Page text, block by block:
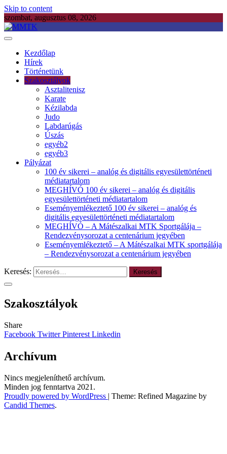
Skip to content
szombat, augusztus 08, 2026
Kezdőlap
Hírek
Történetünk
Szakosztályok
Asztalitenisz
Karate
Kézilabda
Judo
Labdarúgás
Úszás
egyéb2
egyéb3
Pályázat
100 év sikerei – analóg és digitális egyesülettörténeti
médiatartalom
MEGHÍVÓ 100 év sikerei – analóg és digitális
egyesülettörténeti médiatartalom
Eseményemlékeztető 100 év sikerei – analóg és
digitális egyesülettörténeti médiatartalom
MEGHÍVÓ – A Mátészalkai MTK Sportgálája –
Rendezvénysorozat a centenárium jegyében
Eseményemlékeztető – A Mátészalkai MTK sportgálája
– Rendezvénysorozat a centenárium jegyében
Keresés:
Szakosztályok
Share
Facebook TwitterPinterest Linkedin
Archívum
Nincs megjeleníthető archívum.
Minden jog fenntartva 2021.
Proudly powered by WordPress | Theme: Refined Magazine by
Candid Themes.